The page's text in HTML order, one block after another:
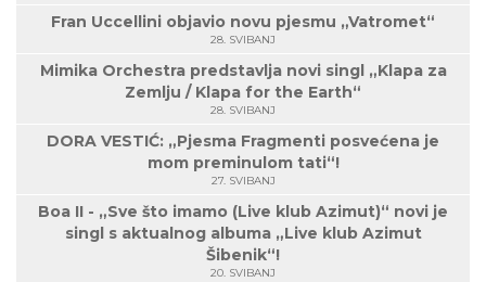
Fran Uccellini objavio novu pjesmu „Vatromet“
28. SVIBANJ
Mimika Orchestra predstavlja novi singl „Klapa za
Zemlju / Klapa for the Earth“
28. SVIBANJ
DORA VESTIĆ: „Pjesma Fragmenti posvećena je
mom preminulom tati“!
27. SVIBANJ
Boa II - „Sve što imamo (Live klub Azimut)“ novi je
singl s aktualnog albuma „Live klub Azimut
Šibenik“!
20. SVIBANJ